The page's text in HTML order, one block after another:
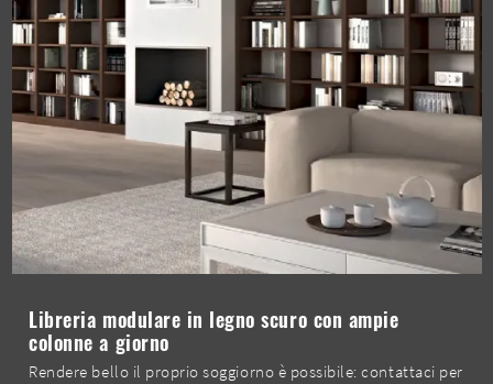
Libreria modulare in legno scuro con ampie
colonne a giorno
Rendere bello il proprio soggiorno è possibile: contattaci per